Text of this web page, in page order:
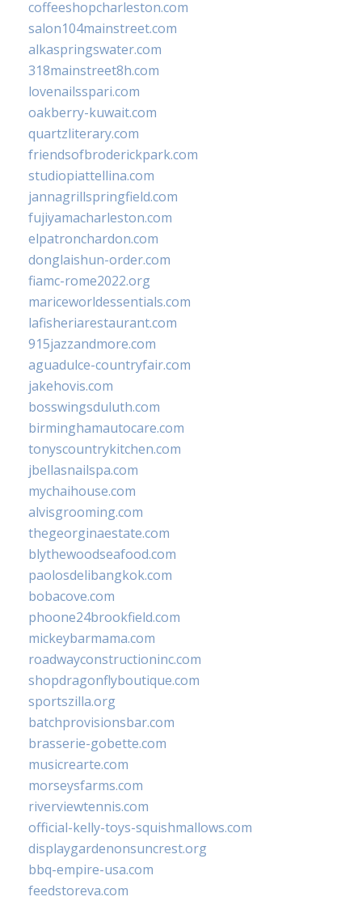
coffeeshopcharleston.com
salon104mainstreet.com
alkaspringswater.com
318mainstreet8h.com
lovenailsspari.com
oakberry-kuwait.com
quartzliterary.com
friendsofbroderickpark.com
studiopiattellina.com
jannagrillspringfield.com
fujiyamacharleston.com
elpatronchardon.com
donglaishun-order.com
fiamc-rome2022.org
mariceworldessentials.com
lafisheriarestaurant.com
915jazzandmore.com
aguadulce-countryfair.com
jakehovis.com
bosswingsduluth.com
birminghamautocare.com
tonyscountrykitchen.com
jbellasnailspa.com
mychaihouse.com
alvisgrooming.com
thegeorginaestate.com
blythewoodseafood.com
paolosdelibangkok.com
bobacove.com
phoone24brookfield.com
mickeybarmama.com
roadwayconstructioninc.com
shopdragonflyboutique.com
sportszilla.org
batchprovisionsbar.com
brasserie-gobette.com
musicrearte.com
morseysfarms.com
riverviewtennis.com
official-kelly-toys-squishmallows.com
displaygardenonsuncrest.org
bbq-empire-usa.com
feedstoreva.com